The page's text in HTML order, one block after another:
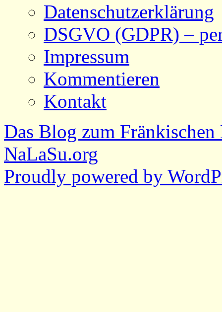
Datenschutzerklärung
DSGVO (GDPR) –
Impressum
Kommentieren
Kontakt
Das Blog zum
NaLaSu.org
Proudly powered by